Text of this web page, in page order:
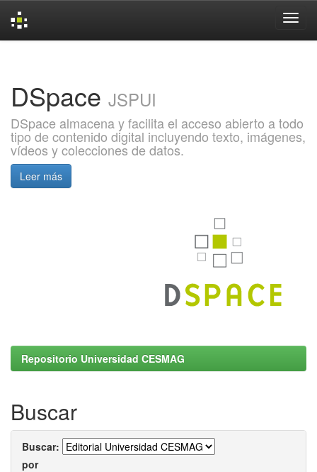
DSpace JSPUI
DSpace almacena y facilita el acceso abierto a todo
tipo de contenido digital incluyendo texto, imágenes,
vídeos y colecciones de datos.
Leer más
Repositorio Universidad CESMAG
Buscar
Buscar:
por